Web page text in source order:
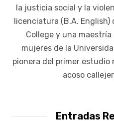
la justicia social y la
licenciatura (B.A.
College y una
mujeres de la
pionera del primer estudio
acoso
Entradas